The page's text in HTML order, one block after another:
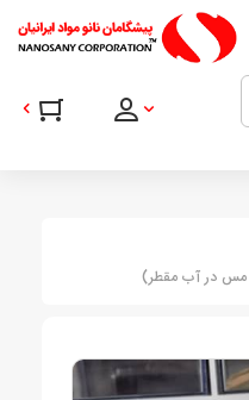
مس در آب مقطر)